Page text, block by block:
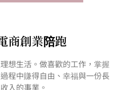
商創業陪跑
想生活。做喜歡的工作，掌握
程中賺得自由、幸福與一份長
入的事業。